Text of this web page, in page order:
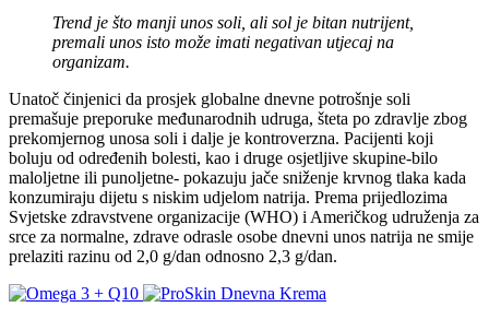
Trend je što manji unos soli, ali sol je bitan nutrijent,
premali unos isto može imati negativan utjecaj na
organizam.
Unatoč činjenici da prosjek globalne dnevne potrošnje soli
premašuje preporuke međunarodnih udruga, šteta po zdravlje zbog
prekomjernog unosa soli i dalje je kontroverzna. Pacijenti koji
boluju od određenih bolesti, kao i druge osjetljive skupine-bilo
maloljetne ili punoljetne- pokazuju jače sniženje krvnog tlaka kada
konzumiraju dijetu s niskim udjelom natrija. Prema prijedlozima
Svjetske zdravstvene organizacije (WHO) i Američkog udruženja za
srce za normalne, zdrave odrasle osobe dnevni unos natrija ne smije
prelaziti razinu od 2,0 g/dan odnosno 2,3 g/dan.